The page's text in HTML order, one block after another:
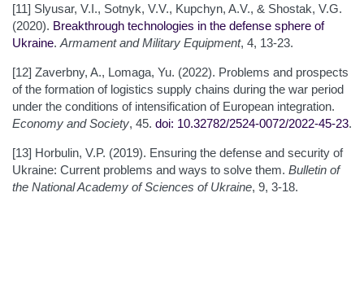
[11] Slyusar, V.I., Sotnyk, V.V., Kupchyn, A.V., & Shostak, V.G.
(2020). Breakthrough technologies in the defense sphere of
Ukraine. Armament and Military Equipment, 4, 13-23.
[12] Zaverbny, A., Lomaga, Yu. (2022). Problems and prospects
of the formation of logistics supply chains during the war period
under the conditions of intensification of European integration.
Economy and Society, 45. doi: 10.32782/2524-0072/2022-45-23.
[13] Horbulin, V.P. (2019). Ensuring the defense and security of
Ukraine: Current problems and ways to solve them. Bulletin of
the National Academy of Sciences of Ukraine, 9, 3-18.